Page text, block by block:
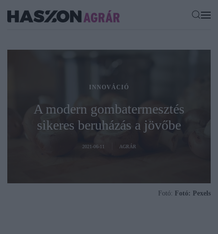
INNOVÁCIÓ
A modern gombatermesztés
sikeres beruházás a jövőbe
2021-06-11 AGRÁR
Fotó: Fotó: Pexels